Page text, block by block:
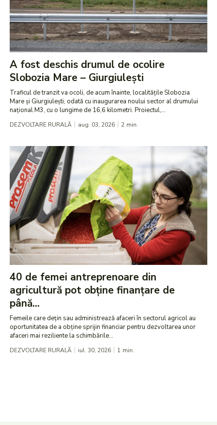
A fost deschis drumul de ocolire
Slobozia Mare – Giurgiulești
Traficul de tranzit va ocoli, de acum înainte, localitățile Slobozia
Mare și Giurgiulești, odată cu inaugurarea noului sector al drumului
național M3, cu o lungime de 16,6 kilometri. Proiectul,...
DEZVOLTARE RURALĂ aug. 03, 2026 2 min.
40 de femei antreprenoare din
agricultură pot obține finanțare de
până...
Femeile care dețin sau administrează afaceri în sectorul agricol au
oportunitatea de a obține sprijin financiar pentru dezvoltarea unor
afaceri mai reziliente la schimbările...
DEZVOLTARE RURALĂ iul. 30, 2026 1 min.